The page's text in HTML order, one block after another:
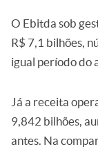
O Ebitda sob
R$ 7,1 bilhões,
igual período do
Já a receita
9,842 bilhões,
antes. Na